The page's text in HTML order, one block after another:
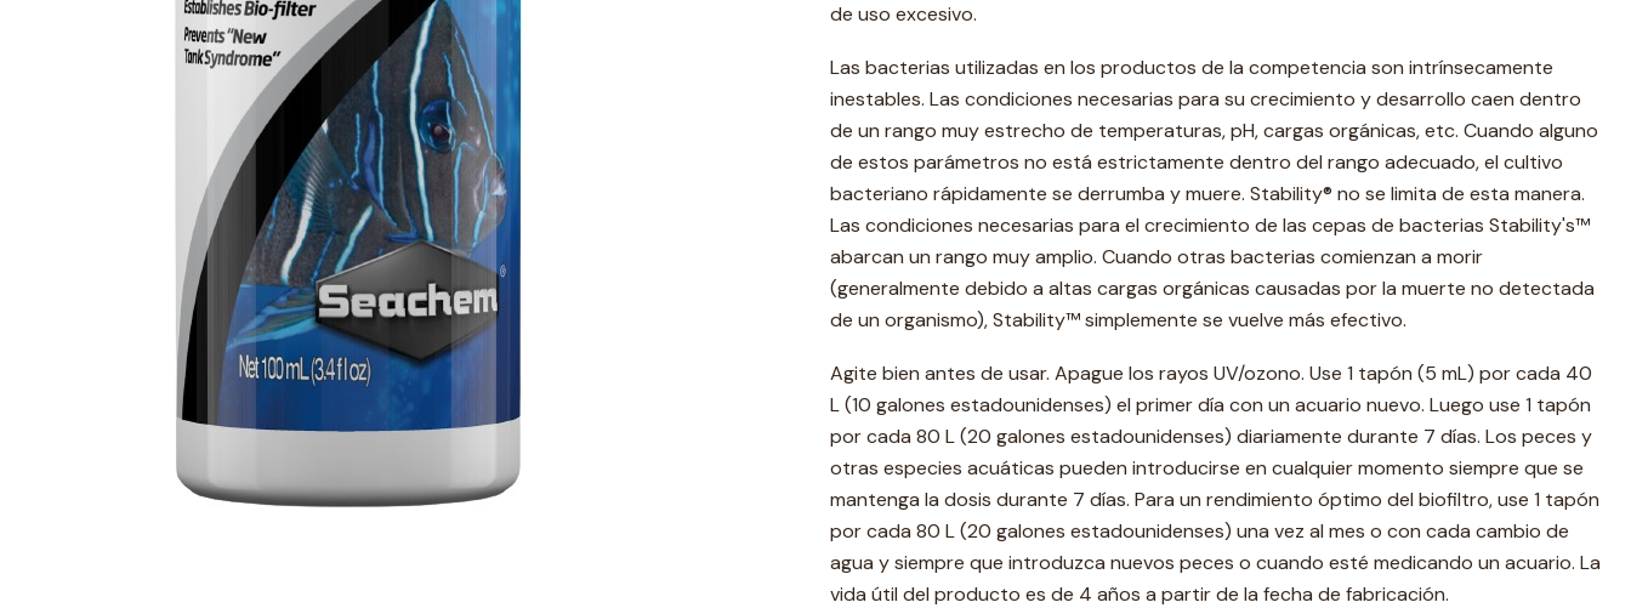
de uso excesivo.
Las bacterias utilizadas en los productos de la competencia son intrínsecamente
inestables. Las condiciones necesarias para su crecimiento y desarrollo caen dentro
de un rango muy estrecho de temperaturas, pH, cargas orgánicas, etc. Cuando alguno
de estos parámetros no está estrictamente dentro del rango adecuado, el cultivo
bacteriano rápidamente se derrumba y muere. Stability® no se limita de esta manera.
Las condiciones necesarias para el crecimiento de las cepas de bacterias Stability's™
abarcan un rango muy amplio. Cuando otras bacterias comienzan a morir
(generalmente debido a altas cargas orgánicas causadas por la muerte no detectada
de un organismo), Stability™ simplemente se vuelve más efectivo.
Agite bien antes de usar. Apague los rayos UV/ozono. Use 1 tapón (5 mL) por cada 40
L (10 galones estadounidenses) el primer día con un acuario nuevo. Luego use 1 tapón
por cada 80 L (20 galones estadounidenses) diariamente durante 7 días. Los peces y
otras especies acuáticas pueden introducirse en cualquier momento siempre que se
mantenga la dosis durante 7 días. Para un rendimiento óptimo del biofiltro, use 1 tapón
por cada 80 L (20 galones estadounidenses) una vez al mes o con cada cambio de
agua y siempre que introduzca nuevos peces o cuando esté medicando un acuario. La
vida útil del producto es de 4 años a partir de la fecha de fabricación.